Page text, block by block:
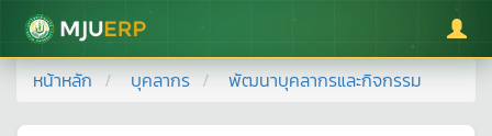
มหาวิทยาลัยแม่โจ้
หน้าหลัก บุคลากร พัฒนาบุคลากรและกิจกรรม